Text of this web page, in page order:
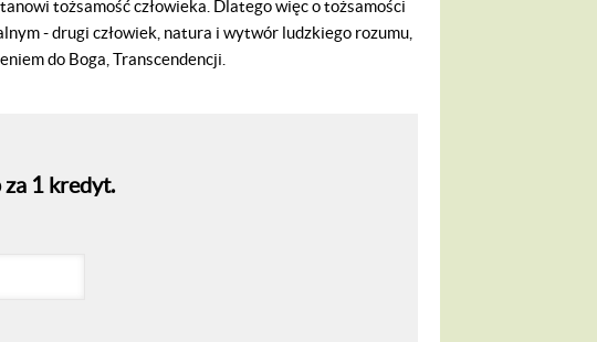
tożsamość człowieka. Dlatego więc o tożsamości
- drugi człowiek, natura i wytwór ludzkiego rozumu,
do Boga, Transcendencji.
za 1 kredyt.